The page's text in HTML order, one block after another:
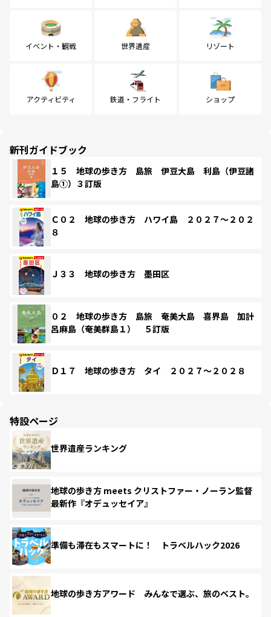
イベント・観戦 世界遺産 リゾート
アクティビティ 鉄道・フライト ショップ
新刊ガイドブック
１５ 地球の歩き方 島旅 伊豆大島 利島（伊豆諸
島①）３訂版
Ｃ０２ 地球の歩き方 ハワイ島 ２０２７～２０２
８
Ｊ３３ 地球の歩き方 墨田区
０２ 地球の歩き方 島旅 奄美大島 喜界島 加計
呂麻島（奄美群島１） ５訂版
Ｄ１７ 地球の歩き方 タイ ２０２７～２０２８
特設ページ
世界遺産ランキング
地球の歩き方 meets クリストファー・ノーラン監督
最新作『オデュッセイア』
準備も滞在もスマートに！ トラベルハック2026
地球の歩き方アワード みんなで選ぶ、旅のベスト。